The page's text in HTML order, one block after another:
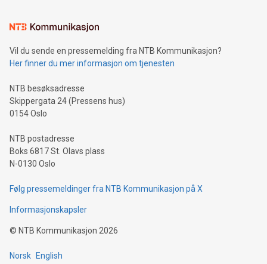
Vil du sende en pressemelding fra NTB Kommunikasjon?
Her finner du mer informasjon om tjenesten
NTB besøksadresse
Skippergata 24 (Pressens hus)
0154 Oslo
NTB postadresse
Boks 6817 St. Olavs plass
N-0130 Oslo
Følg pressemeldinger fra NTB Kommunikasjon på X
Informasjonskapsler
© NTB Kommunikasjon 2026
Norsk English